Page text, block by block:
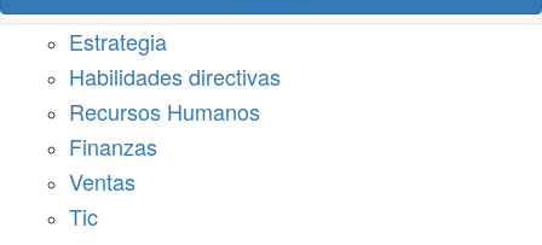
Estrategia
Habilidades directivas
Recursos Humanos
Finanzas
Ventas
Tic